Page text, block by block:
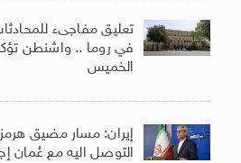
تعليق مفاجىء للمحادثات
في روما .. واشنطن
الخميس
إيران: مسار مضيق
التوصل اليه مع عُمان